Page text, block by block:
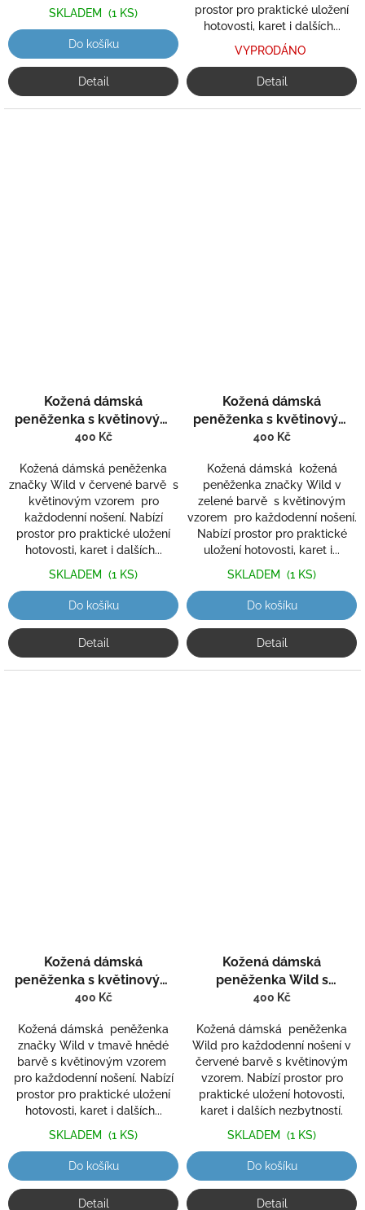
SKLADEM (1 KS)
Do košíku
Detail
prostor pro praktické uložení
hotovosti, karet i dalších...
VYPRODÁNO
Detail
Kožená dámská
peněženka s květinovým
vzorem Wild 651
400 Kč
Kožená dámská peněženka
značky Wild v červené barvě s
květinovým vzorem pro
každodenní nošení. Nabízí
prostor pro praktické uložení
hotovosti, karet i dalších...
SKLADEM (1 KS)
Do košíku
Detail
Kožená dámská
peněženka s květinovým
vzorem Wild 651-1
400 Kč
Kožená dámská kožená
peněženka značky Wild v
zelené barvě s květinovým
vzorem pro každodenní nošení.
Nabízí prostor pro praktické
uložení hotovosti, karet i...
SKLADEM (1 KS)
Do košíku
Detail
Kožená dámská
peněženka s květinovým
vzorem Wild 651-2
400 Kč
Kožená dámská peněženka
značky Wild v tmavě hnědé
barvě s květinovým vzorem
pro každodenní nošení. Nabízí
prostor pro praktické uložení
hotovosti, karet i dalších...
SKLADEM (1 KS)
Do košíku
Detail
Kožená dámská
peněženka Wild s
květinovým vzorem R 641
400 Kč
Kožená dámská peněženka
Wild pro každodenní nošení v
červené barvě s květinovým
vzorem. Nabízí prostor pro
praktické uložení hotovosti,
karet i dalších nezbytností.
SKLADEM (1 KS)
Do košíku
Detail